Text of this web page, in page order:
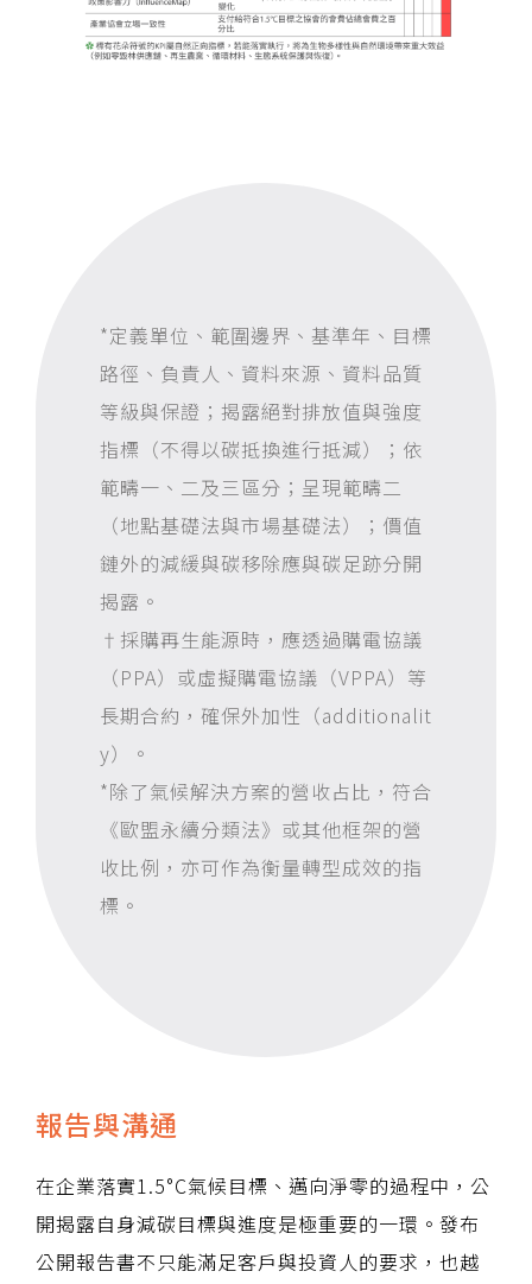
*定義單位、範圍邊界、基準年、目標
路徑、負責人、資料來源、資料品質
等級與保證；揭露絕對排放值與強度
指標（不得以碳抵換進行抵減）；依
範疇一、二及三區分；呈現範疇二
（地點基礎法與市場基礎法）；價值
鏈外的減緩與碳移除應與碳足跡分開
揭露。
† 採購再生能源時，應透過購電協議
（PPA）或虛擬購電協議（VPPA）等
長期合約，確保外加性（additionalit
y）。
*除了氣候解決方案的營收占比，符合
《歐盟永續分類法》或其他框架的營
收比例，亦可作為衡量轉型成效的指
標。
報告與溝通
在企業落實1.5°C氣候目標、邁向淨零的過程中，公
開揭露自身減碳目標與進度是極重要的一環。發布
公開報告書不只能滿足客戶與投資人的要求，也越